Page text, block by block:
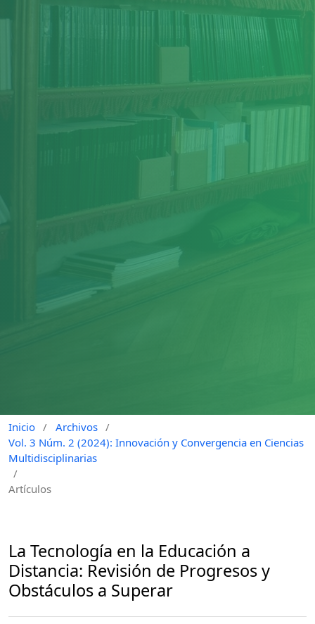
Inicio / Archivos /
Vol. 3 Núm. 2 (2024): Innovación y Convergencia en Ciencias
Multidisciplinarias
/
Artículos
La Tecnología en la Educación a
Distancia: Revisión de Progresos y
Obstáculos a Superar